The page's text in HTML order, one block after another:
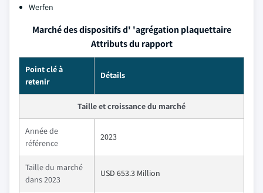
Werfen
Marché des dispositifs d' 'agrégation plaquettaire
Attributs du rapport
Point clé à
retenir
Détails
Taille et croissance du marché
Année de
référence
2023
Taille du marché
dans 2023
USD 653.3 Million